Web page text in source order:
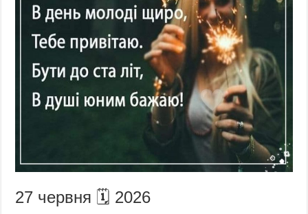
27 червня 🗓️ 2026